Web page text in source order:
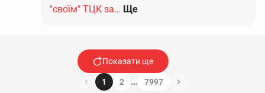
"своїм" ТЦК за… Ще
Показати ще
1 2 … 7997